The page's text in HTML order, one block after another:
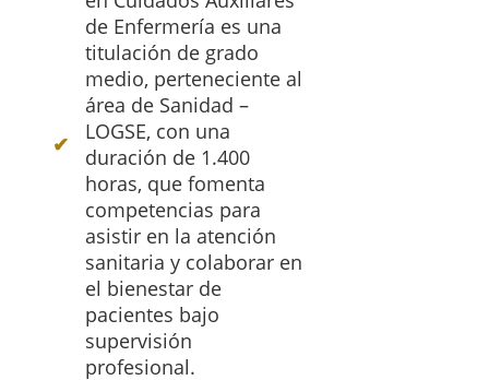
de Enfermería es una
titulación de grado
medio, perteneciente al
área de Sanidad –
LOGSE, con una
duración de 1.400
horas, que fomenta
competencias para
asistir en la atención
sanitaria y colaborar en
el bienestar de
pacientes bajo
supervisión
profesional.